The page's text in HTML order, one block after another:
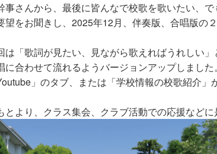
事さんから、最後に皆んなで校歌を歌いたい、
望をお聞きし、2025年12月、伴奏版、合唱版の
は「歌詞が見たい、見ながら歌えればうれしい
に合わせて流れるようバージョンアップしました。
」のタブ、または「学校情報の校歌紹介」
とより、クラス集会、クラブ活動での応援など